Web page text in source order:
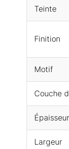
Teinte
Finition
Motif
Couche
Épaisseur
Largeur